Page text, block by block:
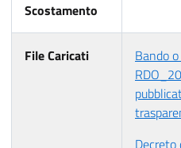
Scostamento
File Caricati
Bando
Decreto